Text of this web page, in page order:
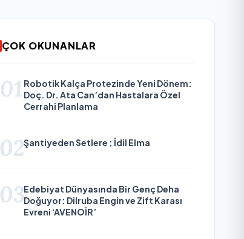
ÇOK OKUNANLAR
01 Robotik Kalça Protezinde Yeni Dönem:
Doç. Dr. Ata Can’dan Hastalara Özel
Cerrahi Planlama
02Şantiyeden Setlere ; İdil Elma
03Edebiyat Dünyasında Bir Genç Deha
Doğuyor: Dilruba Engin ve Zift Karası
Evreni ‘AVENOİR’